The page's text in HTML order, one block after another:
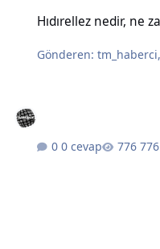
Hıdırellez nedir, ne
Gönderen:tm_haberci,
0 cevap